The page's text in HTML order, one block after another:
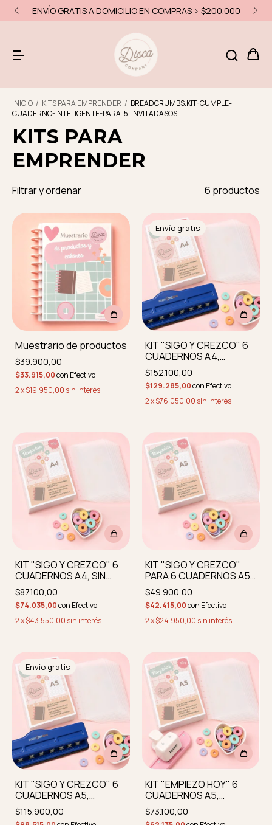
ENVÍO GRATIS A DOMICILIO EN COMPRAS > $200.000
INICIO / KITS PARA EMPRENDER / BREADCRUMBS.KIT-CUMPLE-
CUADERNO-INTELIGENTE-PARA-5-INVITADASOS
KITS PARA
EMPRENDER
Filtrar y ordenar 6 productos
Muestrario de productos
$39.900,00
$33.915,00con Efectivo
2x$19.950,00 sin interés
Envío gratis
KIT "SIGO Y CREZCO" 6
CUADERNOS A4,
INCLUYE PERFORADORA
MÚLTIPLE DASA
$152.100,00
$129.285,00con Efectivo
2x$76.050,00 sin interés
KIT "SIGO Y CREZCO" 6
CUADERNOS A4, SIN
PERFORADORA
$87.100,00
$74.035,00con Efectivo
2x$43.550,00 sin interés
KIT "SIGO Y CREZCO"
PARA 6 CUADERNOS A5,
SIN PERFORADORA
$49.900,00
$42.415,00con Efectivo
2x$24.950,00 sin interés
Envío gratis
KIT "SIGO Y CREZCO" 6
CUADERNOS A5,
INCLUYE PERFORADORA
MÚLTIPLE DASA
$115.900,00
KIT "EMPIEZO HOY" 6
CUADERNOS A5,
INCLUYE PERFORADORA
IBI CRAFT
$73.100,00